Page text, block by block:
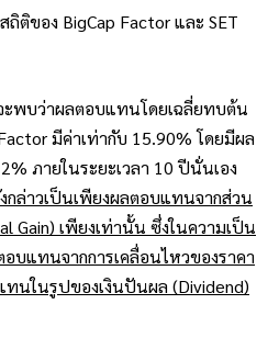
ถิติของ BigCap Factor และ SET
ะพบว่าผลตอบแทนโดยเฉลี่ยทบต้น
มีค่าเท่ากับ 15.90% โดยมีผล
ภายในระยะเวลา 10 ปีนั่นเอง
กล่าวเป็นเพียงผลตอบแทนจากส่วน
Gain) เพียงเท่านั้น ซึ่งในความเป็น
บแทนจากการเคลื่อนไหวของราคา
นในรูปของเงินปันผล (Dividend)